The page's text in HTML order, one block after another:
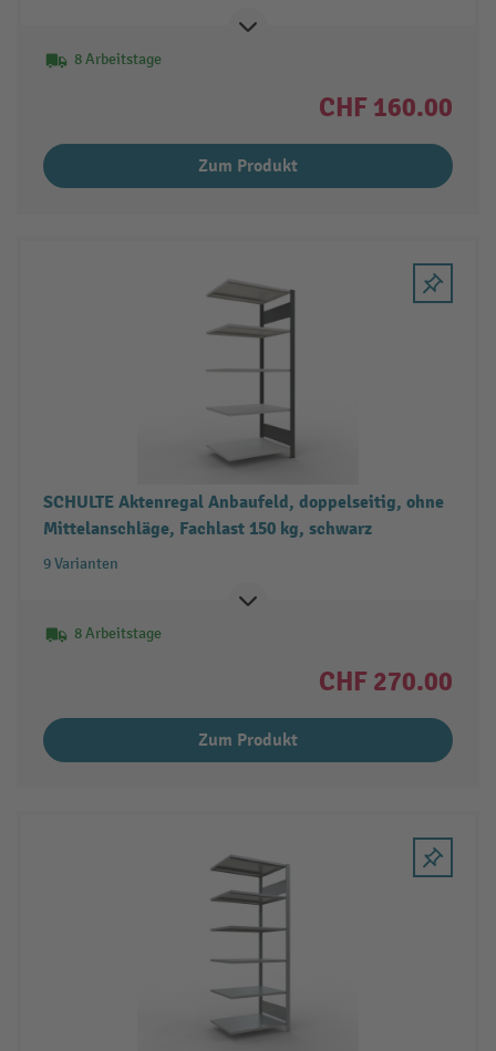
8 Arbeitstage
CHF 160.00
Zum Produkt
SCHULTE Aktenregal Anbaufeld, doppelseitig, ohne
Mittelanschläge, Fachlast 150 kg, schwarz
9 Varianten
8 Arbeitstage
CHF 270.00
Zum Produkt